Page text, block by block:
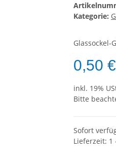
Kategorie:
Glassockel-
0,50 €
inkl. 19%
Bitte
Sofort
Lieferzeit: 1